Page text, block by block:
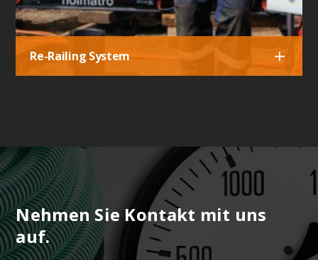
Re-Railing System
Nehmen Sie Kontakt mit uns
auf.